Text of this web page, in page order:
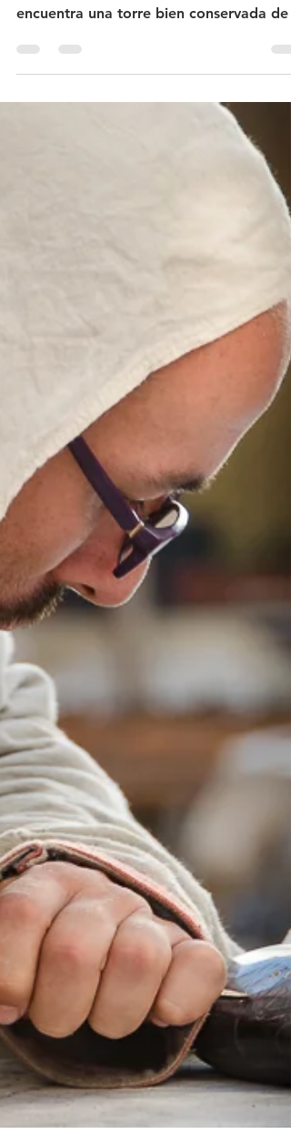
Elche en la provincia de Alicante se
Edad Media. Es uno de los edificios más
En el museo de la torre se pueden
contemplar arte y decoraciones de la
época en que el edificio fue utilizado por
la Logia Masónica nº 149 de Elche. La
torre formaba parte de la muralla que
rodeaba el casco antiguo de Elche y era